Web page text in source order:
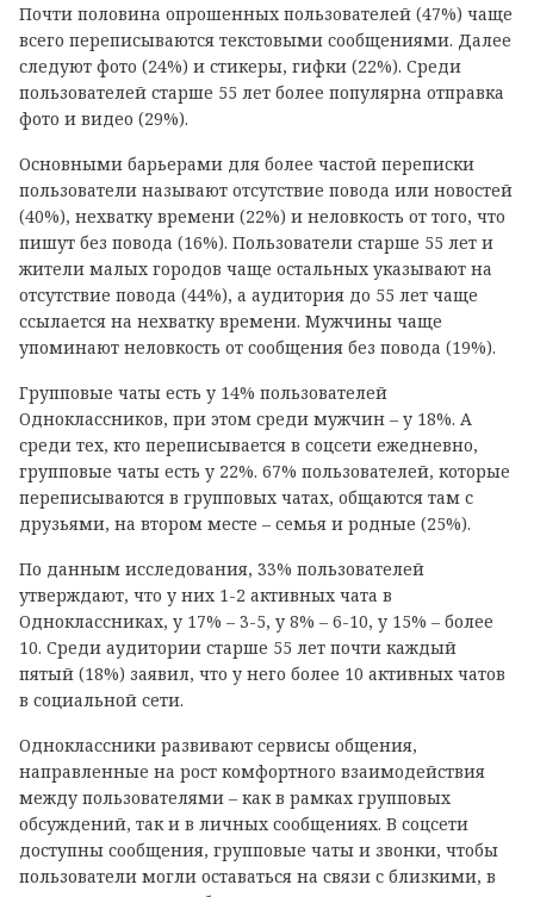
Почти половина опрошенных пользователей (47%) чаще
всего переписываются текстовыми сообщениями. Далее
следуют фото (24%) и стикеры, гифки (22%). Среди
пользователей старше 55 лет более популярна отправка
фото и видео (29%).
Основными барьерами для более частой переписки
пользователи называют отсутствие повода или новостей
(40%), нехватку времени (22%) и неловкость от того, что
пишут без повода (16%). Пользователи старше 55 лет и
жители малых городов чаще остальных указывают на
отсутствие повода (44%), а аудитория до 55 лет чаще
ссылается на нехватку времени. Мужчины чаще
упоминают неловкость от сообщения без повода (19%).
Групповые чаты есть у 14% пользователей
Одноклассников, при этом среди мужчин – у 18%. А
среди тех, кто переписывается в соцсети ежедневно,
групповые чаты есть у 22%. 67% пользователей, которые
переписываются в групповых чатах, общаются там с
друзьями, на втором месте – семья и родные (25%).
По данным исследования, 33% пользователей
утверждают, что у них 1-2 активных чата в
Одноклассниках, у 17% – 3-5, у 8% – 6-10, у 15% – более
10. Среди аудитории старше 55 лет почти каждый
пятый (18%) заявил, что у него более 10 активных чатов
в социальной сети.
Одноклассники развивают сервисы общения,
направленные на рост комфортного взаимодействия
между пользователями – как в рамках групповых
обсуждений, так и в личных сообщениях. В соцсети
доступны сообщения, групповые чаты и звонки, чтобы
пользователи могли оставаться на связи с близкими, в